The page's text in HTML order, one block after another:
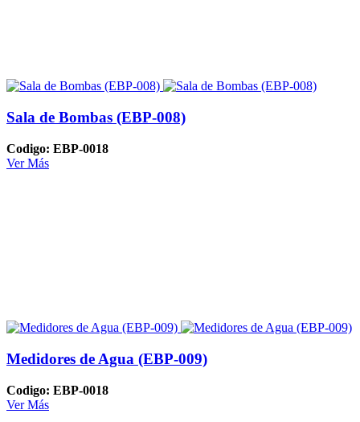
Sala de Bombas (EBP-008)
Codigo: EBP-0018
Ver Más
Medidores de Agua (EBP-009)
Codigo: EBP-0018
Ver Más